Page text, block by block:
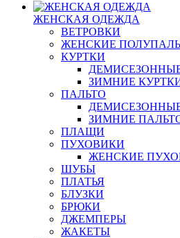
ЖЕНСКАЯ ОДЕЖДА
ВЕТРОВКИ
ЖЕНСКИЕ
КУРТКИ
ЗИМНИЕ
ПАЛЬТО
ЗИМНИЕ
ПЛАЩИ
ПУХОВИКИ
ЖЕНСКИЕ
ШУБЫ
ПЛАТЬЯ
БЛУЗКИ
БРЮКИ
ДЖЕМПЕРЫ
ЖАКЕТЫ